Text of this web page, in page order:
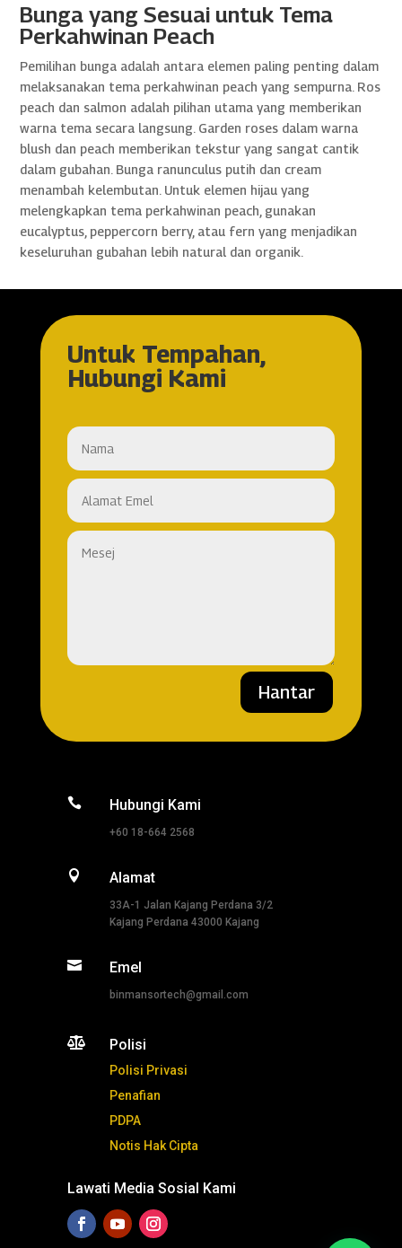
Bunga yang Sesuai untuk Tema
Perkahwinan Peach
Pemilihan bunga adalah antara elemen paling penting dalam
melaksanakan tema perkahwinan peach yang sempurna. Ros
peach dan salmon adalah pilihan utama yang memberikan
warna tema secara langsung. Garden roses dalam warna
blush dan peach memberikan tekstur yang sangat cantik
dalam gubahan. Bunga ranunculus putih dan cream
menambah kelembutan. Untuk elemen hijau yang
melengkapkan tema perkahwinan peach, gunakan
eucalyptus, peppercorn berry, atau fern yang menjadikan
keseluruhan gubahan lebih natural dan organik.
Untuk Tempahan,
Hubungi Kami
Hantar
 Hubungi Kami
+60 18-664 2568
 Alamat
33A-1 Jalan Kajang Perdana 3/2
Kajang Perdana 43000 Kajang
 Emel
binmansortech@gmail.com
 Polisi
Polisi Privasi
Penafian
PDPA
Notis Hak Cipta
Lawati Media Sosial Kami